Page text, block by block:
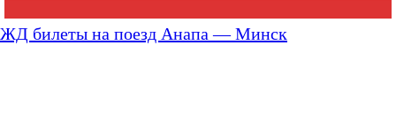
ЖД билеты на поезд Анапа — Минск